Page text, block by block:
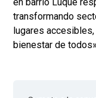
transformando
lugares
bienestar de